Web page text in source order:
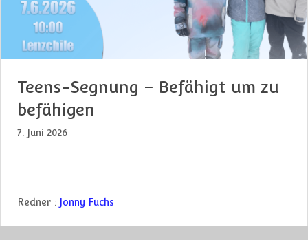
Teens-Segnung – Befähigt um zu
befähigen
7. Juni 2026
Redner : Jonny Fuchs